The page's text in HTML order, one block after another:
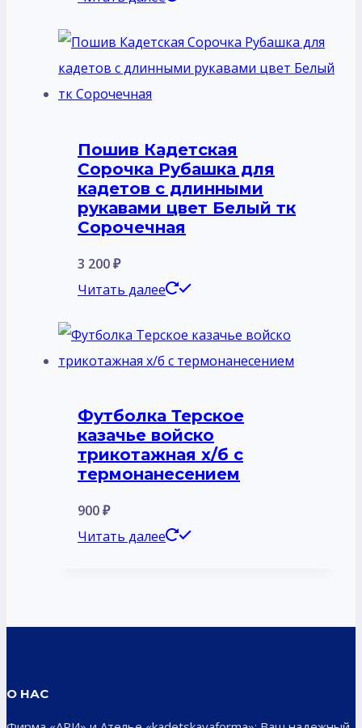
Пошив Кадетская
Сорочка Рубашка для
кадетов с длинными
рукавами цвет Белый тк
Сорочечная
3 200₽
Читать далее
Футболка Терское
казачье войско
трикотажная х/б с
термонанесением
900₽
Читать далее
О НАС